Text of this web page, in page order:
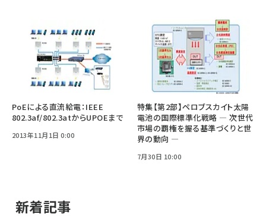
PoEによる直流給電：IEEE
802.3af/802.3atからUPOEまで
2013年11月1日 0:00
特集【第2部】ペロブスカイト太陽
電池の国際標準化戦略 ― 次世代
市場の覇権を握る基準づくりと世
界の動向 ―
7月30日 10:00
新着記事